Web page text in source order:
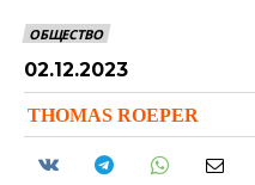
ОБЩЕСТВО
02.12.2023
THOMAS ROEPER